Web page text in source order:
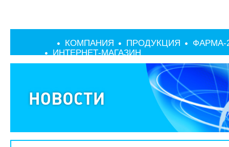
КОМПАНИЯ ПРОДУКЦИЯ
ФАРМА-
ИНТЕРНЕТ-МАГАЗИН